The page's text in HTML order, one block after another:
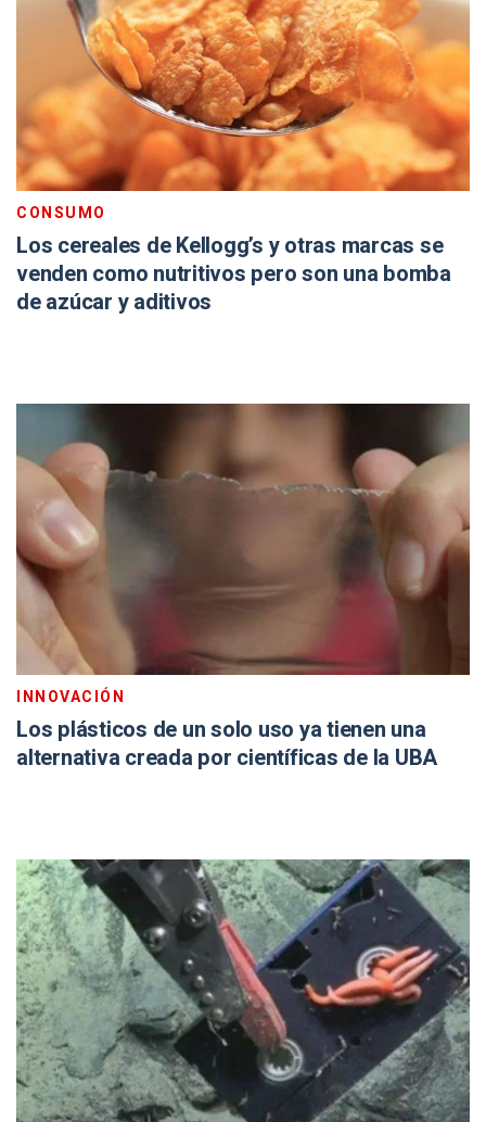
CONSUMO
Los cereales de Kellogg’s y otras marcas se
venden como nutritivos pero son una bomba
de azúcar y aditivos
INNOVACIÓN
Los plásticos de un solo uso ya tienen una
alternativa creada por científicas de la UBA